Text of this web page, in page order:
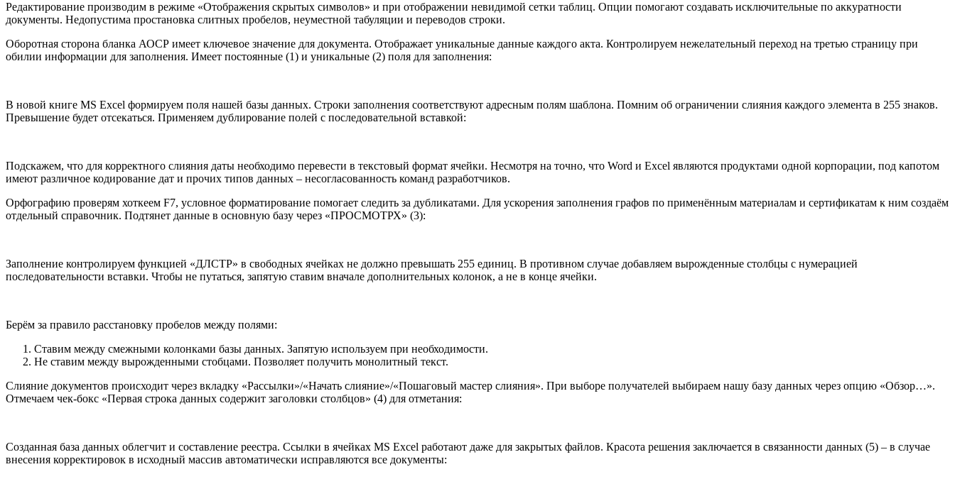
Редактирование производим в режиме «Отображения скрытых символов» и при отображении невидимой сетки таблиц. Опции помогают создавать исключительные по аккуратности
документы. Недопустима простановка слитных пробелов, неуместной табуляции и переводов строки.
Оборотная сторона бланка АОСР имеет ключевое значение для документа. Отображает уникальные данные каждого акта. Контролируем нежелательный переход на третью страницу при
обилии информации для заполнения. Имеет постоянные (1) и уникальные (2) поля для заполнения:
В новой книге MS Excel формируем поля нашей базы данных. Строки заполнения соответствуют адресным полям шаблона. Помним об ограничении слияния каждого элемента в 255 знаков.
Превышение будет отсекаться. Применяем дублирование полей с последовательной вставкой:
Подскажем, что для корректного слияния даты необходимо перевести в текстовый формат ячейки. Несмотря на точно, что Word и Excel являются продуктами одной корпорации, под капотом
имеют различное кодирование дат и прочих типов данных – несогласованность команд разработчиков.
Орфографию проверям хоткеем F7, условное форматирование помогает следить за дубликатами. Для ускорения заполнения графов по применённым материалам и сертификатам к ним создаём
отдельный справочник. Подтянет данные в основную базу через «ПРОСМОТРХ» (3):
Заполнение контролируем функцией «ДЛСТР» в свободных ячейках не должно превышать 255 единиц. В противном случае добавляем вырожденные столбцы с нумерацией
последовательности вставки. Чтобы не путаться, запятую ставим вначале дополнительных колонок, а не в конце ячейки.
Берём за правило расстановку пробелов между полями:
Ставим между смежными колонками базы данных. Запятую используем при необходимости.
Не ставим между вырожденными стобцами. Позволяет получить монолитный текст.
Слияние документов происходит через вкладку «Рассылки»/«Начать слияние»/«Пошаговый мастер слияния». При выборе получателей выбираем нашу базу данных через опцию «Обзор…».
Отмечаем чек-бокс «Первая строка данных содержит заголовки столбцов» (4) для отметания:
Созданная база данных облегчит и составление реестра. Ссылки в ячейках MS Excel работают даже для закрытых файлов. Красота решения заключается в связанности данных (5) – в случае
внесения корректировок в исходный массив автоматически исправляются все документы: